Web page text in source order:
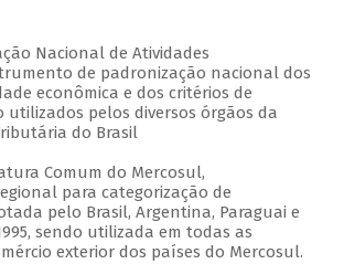
Nacional de Atividades
de padronização nacional dos
econômica e dos critérios de
pelos diversos órgãos da
do Brasil
Comum do Mercosul,
para categorização de
pelo Brasil, Argentina, Paraguai e
sendo utilizada em todas as
exterior dos países do Mercosul.